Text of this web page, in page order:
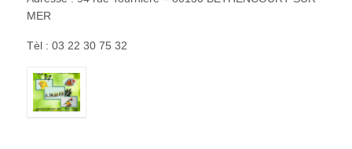
MER
Tèl : 03 22 30 75 32